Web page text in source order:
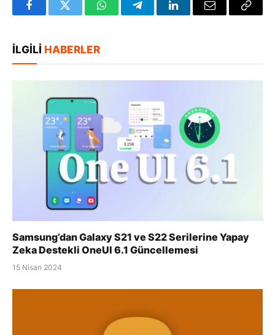
FacebookTwitter WhatsAppTelegramLinkedInE-
İLGILI HABERLER
Samsung’dan Galaxy S21 ve S22 Serilerine Yapay
Zeka Destekli OneUI 6.1 Güncellemesi
15 Nisan 2024